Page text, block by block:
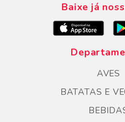
Baixe já
AVES
BATATAS E